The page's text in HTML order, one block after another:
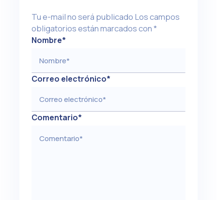
Tu e-mail no será publicado Los campos
obligatorios están marcados con*
Nombre*
Correo electrónico*
Comentario*